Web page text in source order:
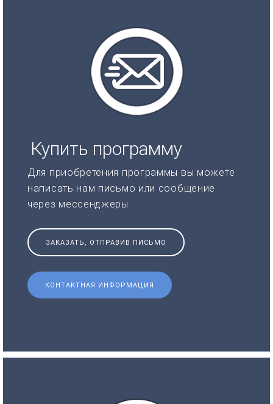
Купить программу
Для приобретения программы вы можете
написать нам письмо или сообщение
через мессенджеры
ЗАКАЗАТЬ, ОТПРАВИВ ПИСЬМО
КОНТАКТНАЯ ИНФОРМАЦИЯ